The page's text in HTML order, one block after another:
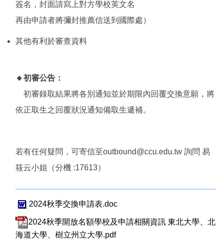
簽名，封面請寫上對方學校英文名
再由申請者將彌封推薦信送到國際處）
其他有利於審查資料
🔸初審公告：
初審錄取結果將各別通知並於期限內回覆交換意願，將
依正取生之回覆狀況通知備取生遞補。
若有任何疑問，可寄信至outbound@ccu.edu.tw 詢問 易
筱云小姐（分機 :17613）
2024秋季交換申請表.doc
2024秋季開放名額學校及申請相關資訊 東北大學、北
海道大學、樹立州立大學.pdf